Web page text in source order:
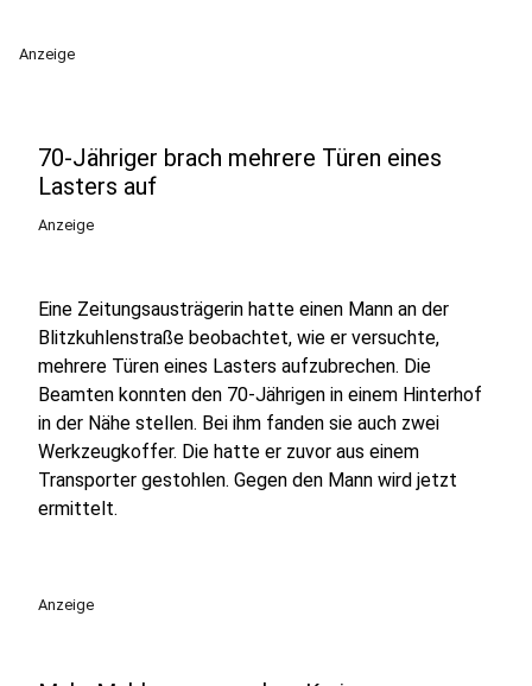
Anzeige
70-Jähriger brach mehrere Türen eines
Lasters auf
Anzeige
Eine Zeitungsausträgerin hatte einen Mann an der
Blitzkuhlenstraße beobachtet, wie er versuchte,
mehrere Türen eines Lasters aufzubrechen. Die
Beamten konnten den 70-Jährigen in einem Hinterhof
in der Nähe stellen. Bei ihm fanden sie auch zwei
Werkzeugkoffer. Die hatte er zuvor aus einem
Transporter gestohlen. Gegen den Mann wird jetzt
ermittelt.
Anzeige